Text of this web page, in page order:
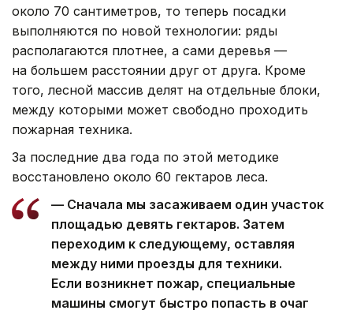
около 70 сантиметров, то теперь посадки
выполняются по новой технологии: ряды
располагаются плотнее, а сами деревья —
на большем расстоянии друг от друга. Кроме
того, лесной массив делят на отдельные блоки,
между которыми может свободно проходить
пожарная техника.
За последние два года по этой методике
восстановлено около 60 гектаров леса.
— Сначала мы засаживаем один участок
площадью девять гектаров. Затем
переходим к следующему, оставляя
между ними проезды для техники.
Если возникнет пожар, специальные
машины смогут быстро попасть в очаг